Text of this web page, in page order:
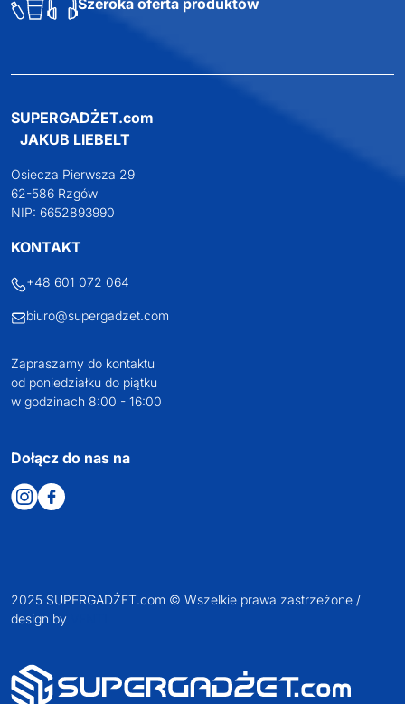
SUPERGADŻET.com
JAKUB LIEBELT
Osiecza Pierwsza 29
62-586 Rzgów
NIP: 6652893990
KONTAKT
+48 601 072 064
biuro@supergadzet.com
Zapraszamy do kontaktu
od poniedziałku do piątku
w godzinach 8:00 - 16:00
Dołącz do nas na
2025 SUPERGADŻET.com © Wszelkie prawa zastrzeżone /
design by